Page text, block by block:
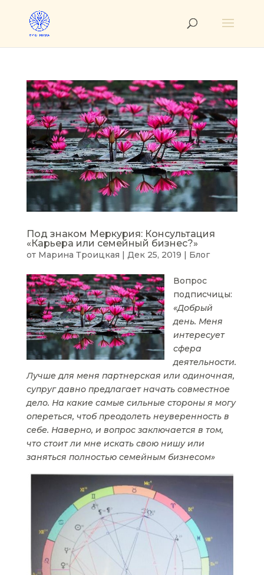
Под знаком Меркурия: Консультация
«Карьера или семейный бизнес?»
от Марина Троицкая | Дек 25, 2019 | Блог
Вопрос
подписчицы:
«Добрый
день. Меня
интересует
сфера
деятельности.
Лучше для меня партнерская или одиночная,
супруг давно предлагает начать совместное
дело. На какие самые сильные стороны я могу
опереться, чтоб преодолеть неуверенность в
себе. Наверно, и вопрос заключается в том,
что стоит ли мне искать свою нишу или
заняться полностью семейным бизнесом»